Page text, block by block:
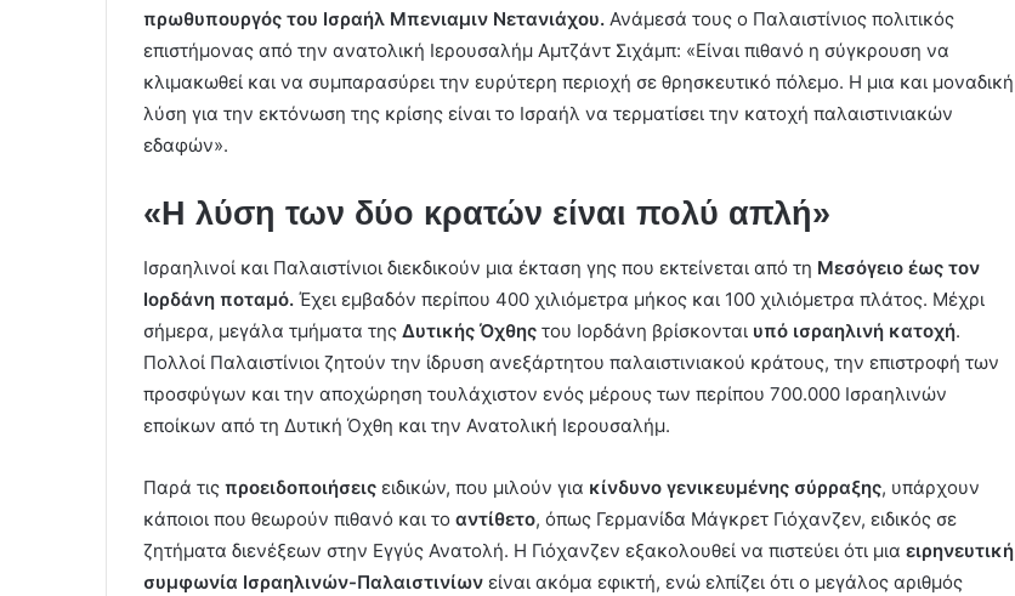
πρωθυπουργός του Ισραήλ Μπενιαμιν Νετανιάχου. Ανάμεσά τους ο Παλαιστίνιος πολιτικός
επιστήμονας από την ανατολική Ιερουσαλήμ Αμτζάντ Σιχάμπ: «Είναι πιθανό η σύγκρουση να
κλιμακωθεί και να συμπαρασύρει την ευρύτερη περιοχή σε θρησκευτικό πόλεμο. Η μια και μοναδική
λύση για την εκτόνωση της κρίσης είναι το Ισραήλ να τερματίσει την κατοχή παλαιστινιακών
εδαφών».
«Η λύση των δύο κρατών είναι πολύ απλή»
Ισραηλινοί και Παλαιστίνιοι διεκδικούν μια έκταση γης που εκτείνεται από τη Μεσόγειο έως τον
Ιορδάνη ποταμό. Έχει εμβαδόν περίπου 400 χιλιόμετρα μήκος και 100 χιλιόμετρα πλάτος. Μέχρι
σήμερα, μεγάλα τμήματα της Δυτικής Όχθης του Ιορδάνη βρίσκονται υπό ισραηλινή κατοχή.
Πολλοί Παλαιστίνιοι ζητούν την ίδρυση ανεξάρτητου παλαιστινιακού κράτους, την επιστροφή των
προσφύγων και την αποχώρηση τουλάχιστον ενός μέρους των περίπου 700.000 Ισραηλινών
εποίκων από τη Δυτική Όχθη και την Ανατολική Ιερουσαλήμ.
Παρά τις προειδοποιήσεις ειδικών, που μιλούν για κίνδυνο γενικευμένης σύρραξης, υπάρχουν
κάποιοι που θεωρούν πιθανό και το αντίθετο, όπως Γερμανίδα Μάγκρετ Γιόχανζεν, ειδικός σε
ζητήματα διενέξεων στην Εγγύς Ανατολή. Η Γιόχανζεν εξακολουθεί να πιστεύει ότι μια ειρηνευτική
συμφωνία Ισραηλινών-Παλαιστινίων είναι ακόμα εφικτή, ενώ ελπίζει ότι ο μεγάλος αριθμός